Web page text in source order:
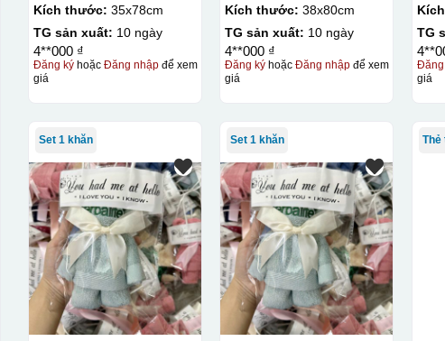
Kích thước: 35x78cm
TG sản xuất: 10 ngày
4**000 ₫
Đăng kýhoặc Đăng nhậpđể xem
giá
Kích thước: 38x80cm
TG sản xuất: 10 ngày
4**000 ₫
Đăng ký hoặcĐăng nhập để xem
giá
TG
Đăng
giá
Set 1 khăn Set 1 khăn Thẻ